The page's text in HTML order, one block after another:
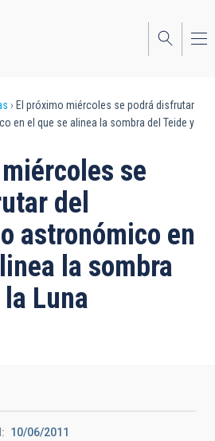
El próximo miércoles se podrá disfrutar
en el que se alinea la sombra del Teide y
se
del
astronómico en
la sombra
Luna
10/06/2011